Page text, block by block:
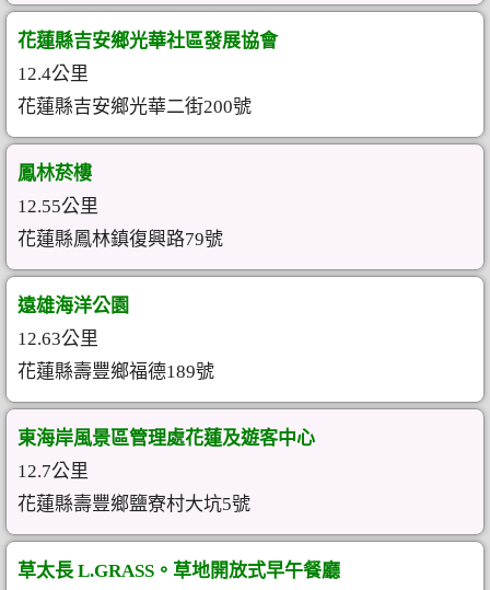
花蓮縣吉安鄉光華社區發展協會
12.4公里
花蓮縣吉安鄉光華二街200號
鳳林菸樓
12.55公里
花蓮縣鳳林鎮復興路79號
遠雄海洋公園
12.63公里
花蓮縣壽豐鄉福德189號
東海岸風景區管理處花蓮及遊客中心
12.7公里
花蓮縣壽豐鄉鹽寮村大坑5號
草太長 L.GRASS。草地開放式早午餐廳